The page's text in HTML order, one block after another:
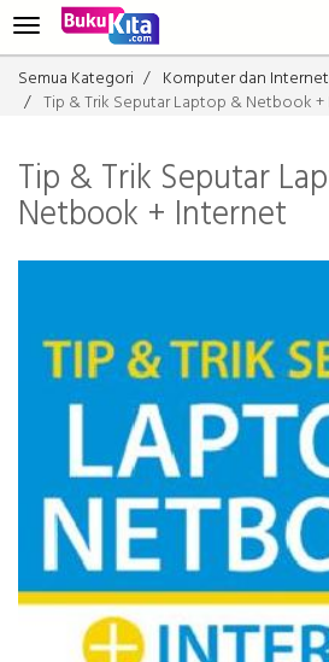
Semua Kategori Komputer dan Internet
Tip & Trik Seputar Laptop & Netbook
Tip & Trik Seputar
Netbook + Internet